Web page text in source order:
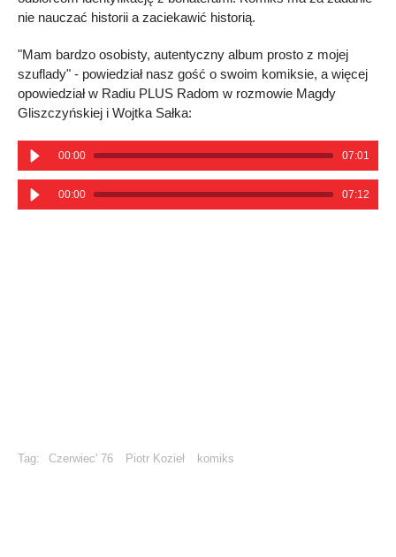
nie nauczać historii a zaciekawić historią.
"Mam bardzo osobisty, autentyczny album prosto z mojej
szuflady" - powiedział nasz gość o swoim komiksie, a więcej
opowiedział w Radiu PLUS Radom w rozmowie Magdy
Gliszczyńskiej i Wojtka Sałka:
00:00 07:01
00:00 07:12
Tag: Czerwiec' 76 Piotr Kozieł komiks